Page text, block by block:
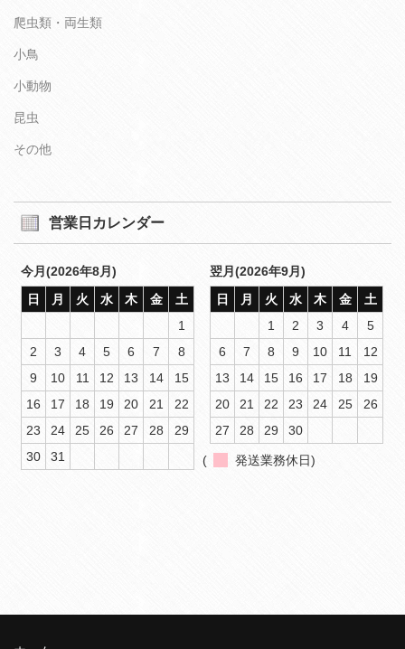
爬虫類・両生類
小鳥
小動物
昆虫
その他
営業日カレンダー
今月(2026年8月)
日
月 火 水 木 金
土
1
2
3 4 5 6 7
8
9
10 11 12 13 14
15
16
17 18 19 20 21
22
23
24 25 26 27 28
29
30
31
翌月(2026年9月)
日
月 火 水 木 金
土
1
2 3 4
5
6
7 8 9 10 11
12
13
14 15 16 17 18
19
20
21 22 23 24 25
26
27
28 29 30
( 発送業務休日)